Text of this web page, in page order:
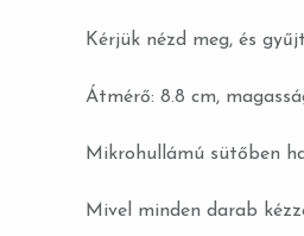
Kérjük nézd meg, és
Átmérő: 8.8 cm,
Mikrohullámú sütőben
Mivel minden darab